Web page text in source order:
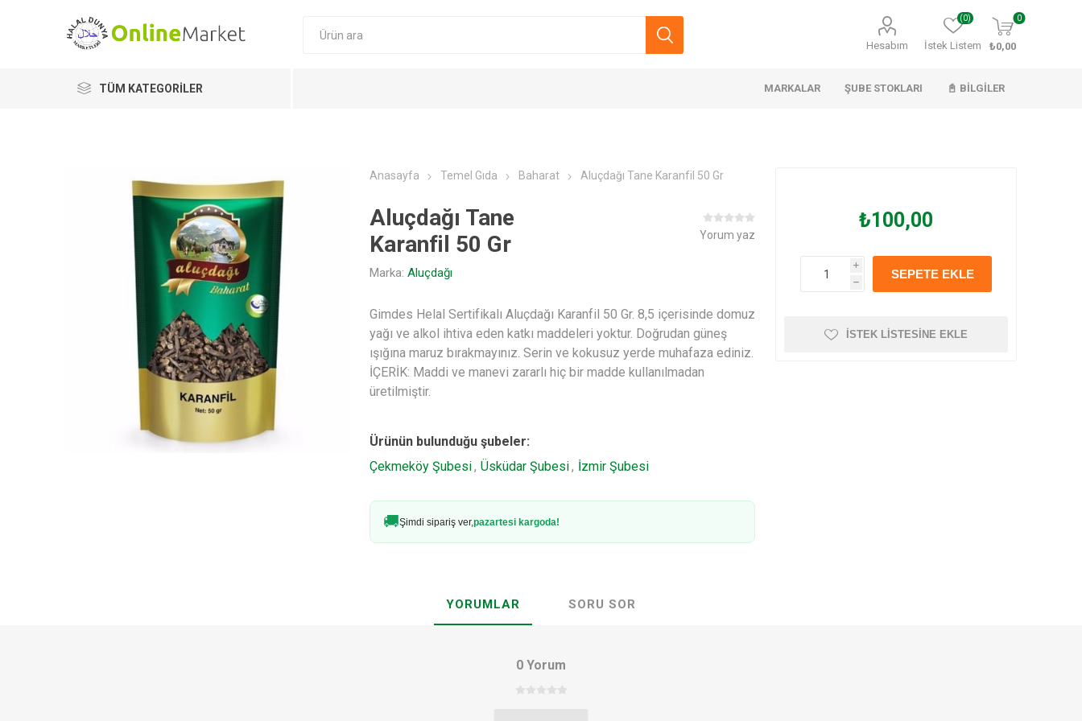
Hesabım İstek Listem
(0) 0
₺0,00
TÜM KATEGORILER MARKALAR
Milat Naturalive Safia Agarta Apideva
ŞUBE STOKLARI 📓 BILGILER
Anasayfa Temel Gıda Baharat Aluçdağı Tane Karanfil 50 Gr
Aluçdağı Tane
Karanfil 50 Gr
Marka: Aluçdağı
Yorum yaz
Gimdes Helal Sertifikalı Aluçdağı Karanfil 50 Gr. 8,5 içerisinde domuz
yağı ve alkol ihtiva eden katkı maddeleri yoktur. Doğrudan güneş
ışığına maruz bırakmayınız. Serin ve kokusuz yerde muhafaza ediniz.
İÇERİK: Maddi ve manevi zararlı hiç bir madde kullanılmadan
üretilmiştir.
Ürünün bulunduğu şubeler:
Çekmeköy Şubesi, Üsküdar Şubesi, İzmir Şubesi
🚚Şimdi sipariş ver,pazartesi kargoda!
₺100,00
i
h
SEPETE EKLE
İSTEK LISTESINE EKLE
YORUMLAR SORU SOR
0 Yorum